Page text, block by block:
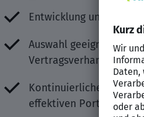
Entwicklung und
Auswahl geeigneter
Kontinuierliche
effektiven